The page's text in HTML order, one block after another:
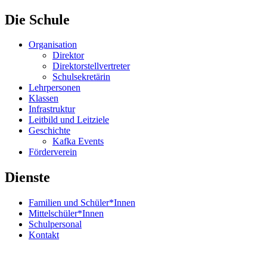
Die Schule
Organisation
Direktor
Direktorstellvertreter
Schulsekretärin
Lehrpersonen
Klassen
Infrastruktur
Leitbild und Leitziele
Geschichte
Kafka Events
Förderverein
Dienste
Familien und Schüler*Innen
Mittelschüler*Innen
Schulpersonal
Kontakt